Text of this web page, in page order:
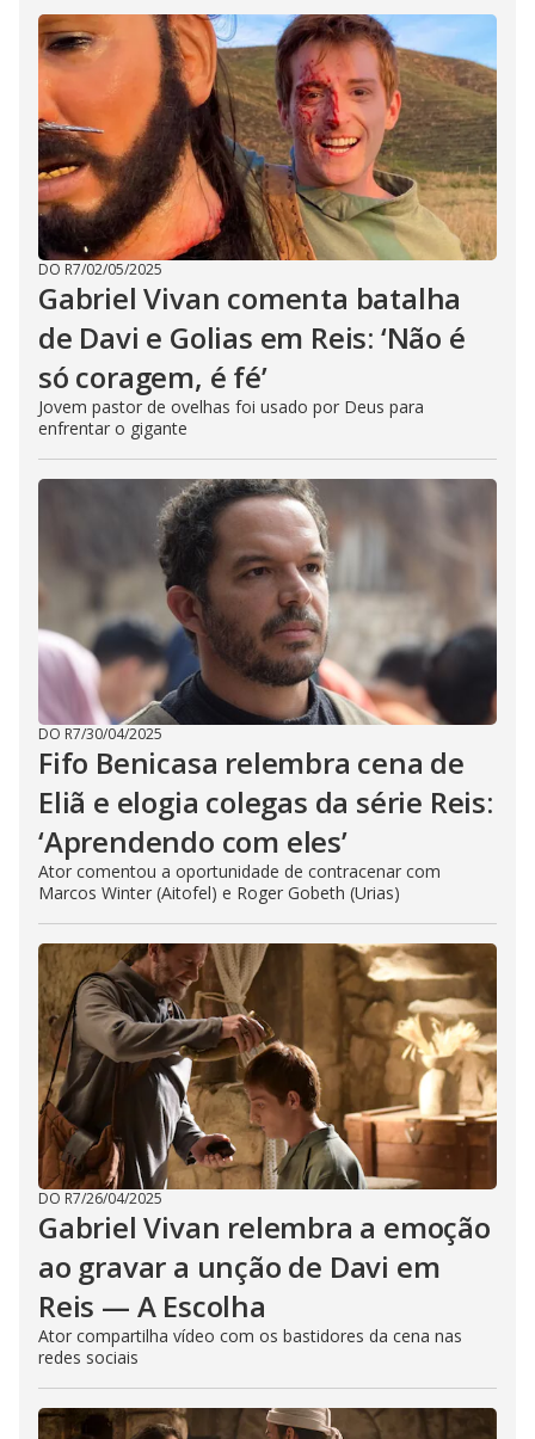
DO R7/02/05/2025
Gabriel Vivan comenta batalha
de Davi e Golias em Reis: ‘Não é
só coragem, é fé’
Jovem pastor de ovelhas foi usado por Deus para
enfrentar o gigante
DO R7/30/04/2025
Fifo Benicasa relembra cena de
Eliã e elogia colegas da série Reis:
‘Aprendendo com eles’
Ator comentou a oportunidade de contracenar com
Marcos Winter (Aitofel) e Roger Gobeth (Urias)
DO R7/26/04/2025
Gabriel Vivan relembra a emoção
ao gravar a unção de Davi em
Reis — A Escolha
Ator compartilha vídeo com os bastidores da cena nas
redes sociais